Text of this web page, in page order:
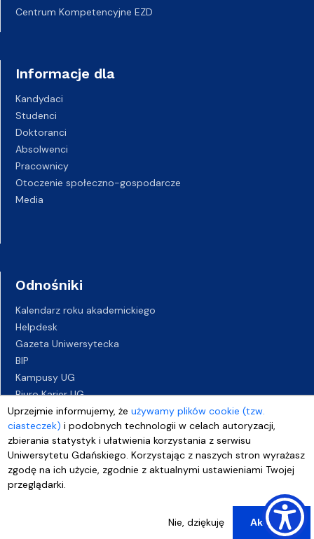
Uprzejmie informujemy, żeużywamy plików cookie (tzw.
ciasteczek) i podobnych technologii w celach autoryzacji,
zbierania statystyk i ułatwienia korzystania z serwisu
Uniwersytetu Gdańskiego. Korzystając z naszych stron wyrażasz
zgodę na ich użycie, zgodnie z aktualnymi ustawieniami Twojej
przeglądarki.
Nie, dziękuję Akceptuj
Centrum Kompetencyjne EZD
Informacje dla
Kandydaci
Studenci
Doktoranci
Absolwenci
Pracownicy
Otoczenie społeczno-gospodarcze
Media
Odnośniki
Kalendarz roku akademickiego
Helpdesk
Gazeta Uniwersytecka
BIP
Kampusy UG
Biuro Karier UG
Oferty pracy
Deklaracja dostępności